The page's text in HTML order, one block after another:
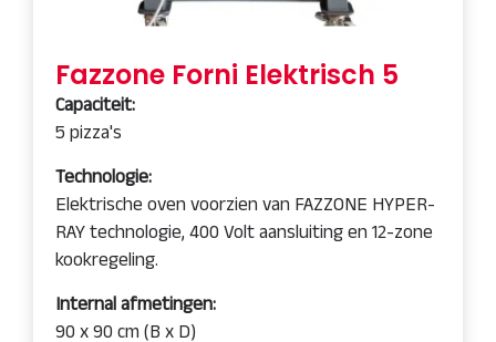
Fazzone Forni Elektrisch 5
Capaciteit:
5 pizza's
Technologie:
Elektrische oven voorzien van FAZZONE HYPER-
RAY technologie, 400 Volt aansluiting en 12-zone
kookregeling.
Internal afmetingen:
90 x 90 cm (B x D)